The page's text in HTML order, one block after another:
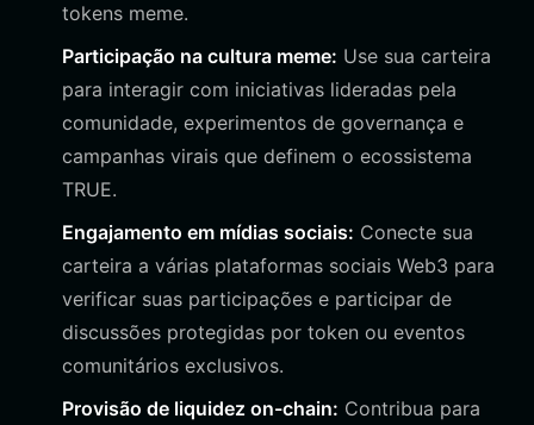
tokens meme.
Participação na cultura meme: Use sua carteira
para interagir com iniciativas lideradas pela
comunidade, experimentos de governança e
campanhas virais que definem o ecossistema
TRUE.
Engajamento em mídias sociais: Conecte sua
carteira a várias plataformas sociais Web3 para
verificar suas participações e participar de
discussões protegidas por token ou eventos
comunitários exclusivos.
Provisão de liquidez on-chain: Contribua para